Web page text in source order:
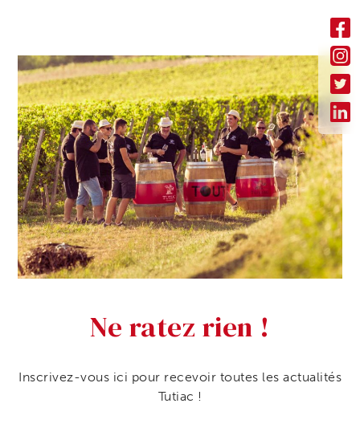
Ne ratez rien !
Inscrivez-vous ici pour recevoir toutes les actualités
Tutiac !